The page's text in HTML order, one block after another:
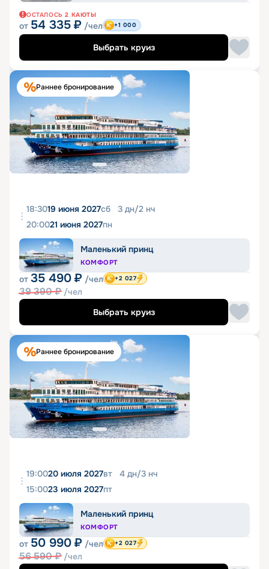
ОСТАЛОСЬ 2 КАЮТЫ
от 54 335 ₽ /чел +1 000
Выбрать круиз
Раннее бронирование
18:3019 июня 2027сб 3 дн/2 нч
20:0021 июня 2027пн
Маленький принц
КОМФОРТ
от 35 490 ₽ /чел
39 390₽ /чел
+2 027
Выбрать круиз
Раннее бронирование
19:0020 июля 2027вт 4 дн/3 нч
15:0023 июля 2027пт
Маленький принц
КОМФОРТ
от 50 990 ₽ /чел
56 590₽ /чел
+2 027